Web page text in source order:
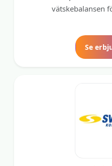
vätskebalansen
Se